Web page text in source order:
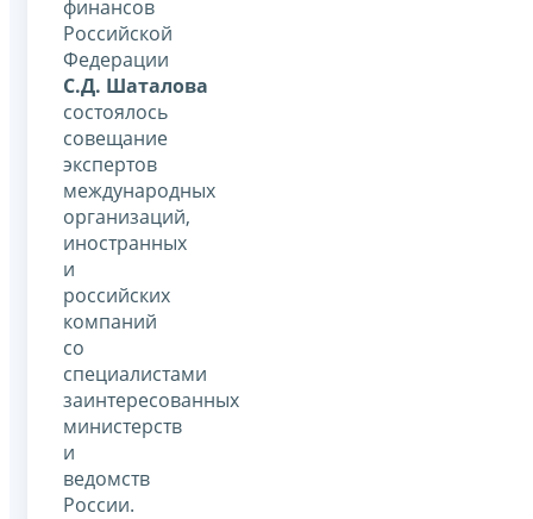
финансов
Российской
Федерации
С.Д. Шаталова
состоялось
совещание
экспертов
международных
организаций,
иностранных
и
российских
компаний
со
специалистами
заинтересованных
министерств
и
ведомств
России.